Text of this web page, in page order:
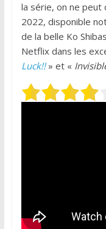
la série, on ne peut
2022, disponible
de la belle Ko
Netflix dans les
Luck!!» et «